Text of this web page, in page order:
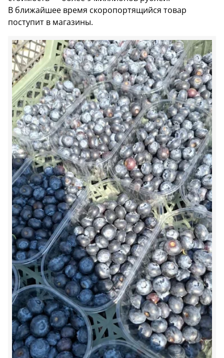
В ближайшее время скоропортящийся товар
поступит в магазины.